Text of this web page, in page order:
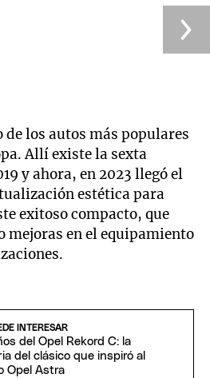
de los autos más populares
Allí existe la sexta
y ahora, en 2023 llegó el
estética para
exitoso compacto, que
mejoras en el equipamiento
INTERESAR
del Opel Rekord C: la
del clásico que inspiró al
Opel Astra